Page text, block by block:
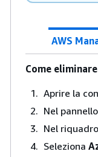
AWS
Come
Aprire la
Nel
Nel
Seleziona